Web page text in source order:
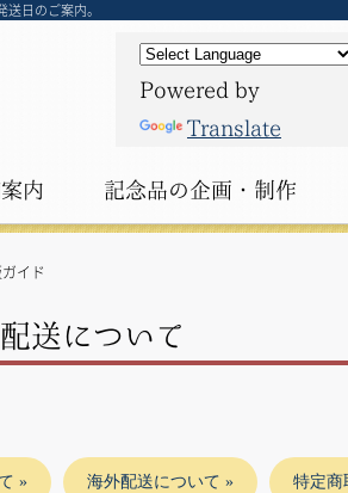
日のご案内。
Powered by
Translate
内 記念品の企画・制作
イド
送について
海外配送について 特定商